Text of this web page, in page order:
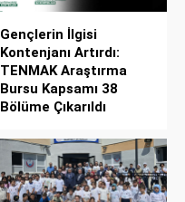
Gençlerin İlgisi
Kontenjanı Artırdı:
TENMAK Araştırma
Bursu Kapsamı 38
Bölüme Çıkarıldı